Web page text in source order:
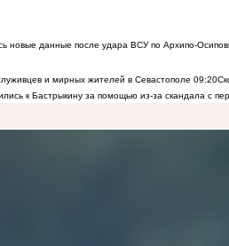
новые данные после удара ВСУ по Архипо-
и мирных жителей в Севастополе 09:20
к Бастрыкину за помощью из-за скандала с